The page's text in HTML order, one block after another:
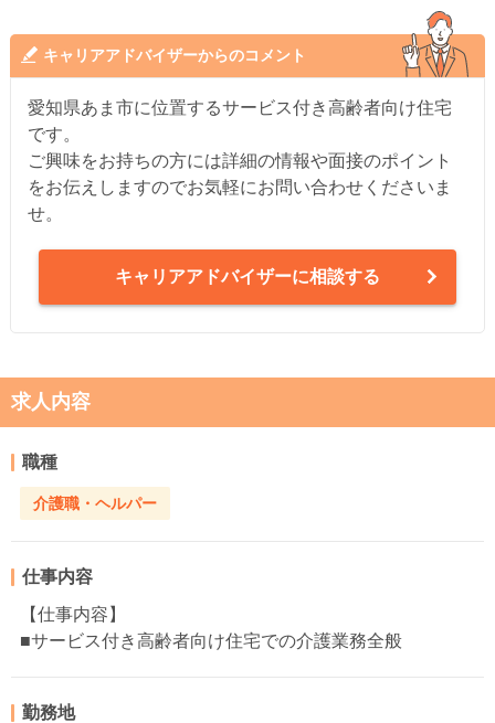
キャリアアドバイザーからのコメント
愛知県あま市に位置するサービス付き高齢者向け住宅
です。
ご興味をお持ちの方には詳細の情報や面接のポイント
をお伝えしますのでお気軽にお問い合わせくださいま
せ。
キャリアアドバイザーに相談する
求人内容
職種
介護職・ヘルパー
仕事内容
【仕事内容】
■サービス付き高齢者向け住宅での介護業務全般
勤務地